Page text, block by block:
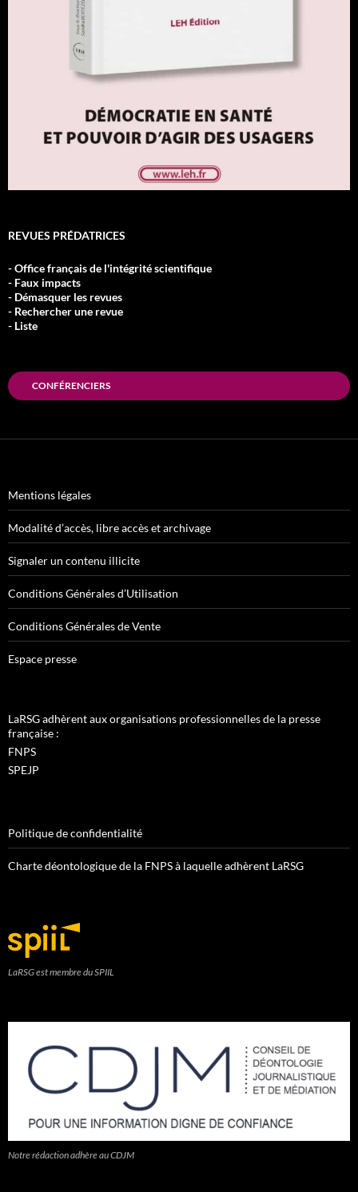
REVUES PRÉDATRICES
- Office français de l'intégrité scientifique
- Faux impacts
- Démasquer les revues
- Rechercher une revue
- Liste
CONFÉRENCIERS
Mentions légales
Modalité d’accès, libre accès et archivage
Signaler un contenu illicite
Conditions Générales d’Utilisation
Conditions Générales de Vente
Espace presse
LaRSG adhèrent aux organisations professionnelles de la presse
française :
FNPS
SPEJP
Politique de confidentialité
Charte déontologique de la FNPS à laquelle adhèrent LaRSG
LaRSG est membre du SPIIL
Notre rédaction adhère au CDJM